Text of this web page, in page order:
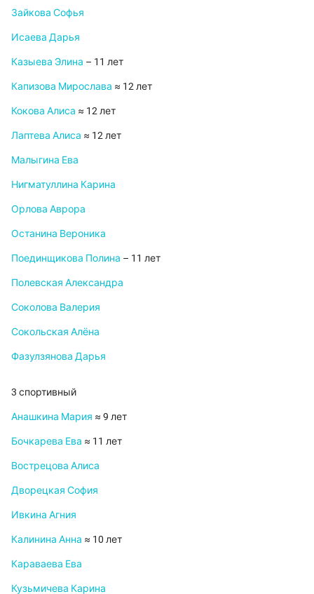
Зайкова Софья
Исаева Дарья
Казыева Элина – 11 лет
Капизова Мирослава ≈ 12 лет
Кокова Алиса ≈ 12 лет
Лаптева Алиса ≈ 12 лет
Малыгина Ева
Нигматуллина Карина
Орлова Аврора
Останина Вероника
Поединщикова Полина – 11 лет
Полевская Александра
Соколова Валерия
Сокольская Алёна
Фазулзянова Дарья
3 спортивный
Анашкина Мария ≈ 9 лет
Бочкарева Ева ≈ 11 лет
Вострецова Алиса
Дворецкая София
Ивкина Агния
Калинина Анна ≈ 10 лет
Караваева Ева
Кузьмичева Карина